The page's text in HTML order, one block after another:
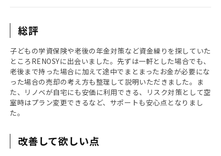
総評
子どもの学資保険や老後の年金対策など資金繰りを探していた
ところRENOSYに出会いました。先ずは一軒とした場合でも、
老後まで持った場合に加えて途中でまとまったお金が必要にな
った場合の売却の考え方も整理して説明いただきました。ま
た、リノベが自宅にも安価に利用できる、リスク対策として空
室時はプラン変更できるなど、サポートも安心点となりまし
た。
改善して欲しい点